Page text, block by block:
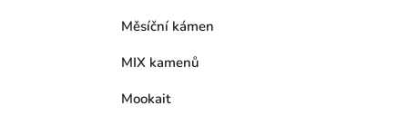
Měsíční kámen
MIX kamenů
Mookait